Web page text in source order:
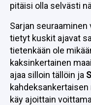
pitäisi olla selvästi
Sarjan
tietyt kuskit ajavat
tietenkään ole
kaksinkertainen
ajaa silloin tällöin ja
käy ajoittain